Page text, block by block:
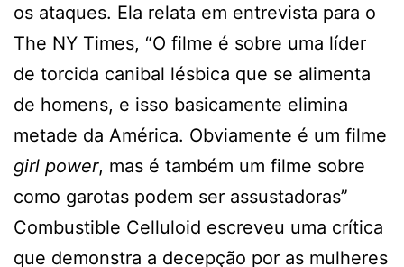
os ataques. Ela relata em entrevista para o
The NY Times, “O filme é sobre uma líder
de torcida canibal lésbica que se alimenta
de homens, e isso basicamente elimina
metade da América. Obviamente é um filme
girl power, mas é também um filme sobre
como garotas podem ser assustadoras”
Combustible Celluloid escreveu uma crítica
que demonstra a decepção por as mulheres